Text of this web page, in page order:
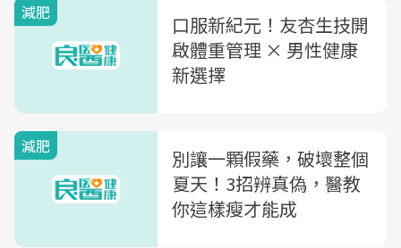
減肥
口服新紀元！友杏生技開
啟體重管理 × 男性健康
新選擇
減肥
別讓一顆假藥，破壞整個
夏天！3招辨真偽，醫教
你這樣瘦才能成